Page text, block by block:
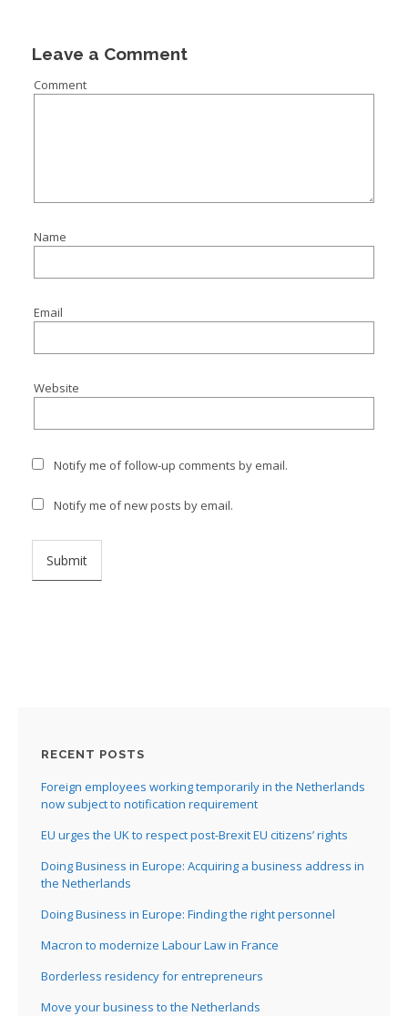
Leave a Comment
Comment
Name
Email
Website
Notify me of follow-up comments by email.
Notify me of new posts by email.
RECENT POSTS
Foreign employees working temporarily in the Netherlands
now subject to notification requirement
EU urges the UK to respect post-Brexit EU citizens’ rights
Doing Business in Europe: Acquiring a business address in
the Netherlands
Doing Business in Europe: Finding the right personnel
Macron to modernize Labour Law in France
Borderless residency for entrepreneurs
Move your business to the Netherlands